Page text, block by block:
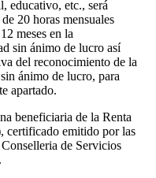
educativo, etc., será
20 horas mensuales
meses en la
sin ánimo de lucro así
del reconocimiento de la
ánimo de lucro, para
apartado.
beneficiaria de la Renta
certificado emitido por las
de Servicios